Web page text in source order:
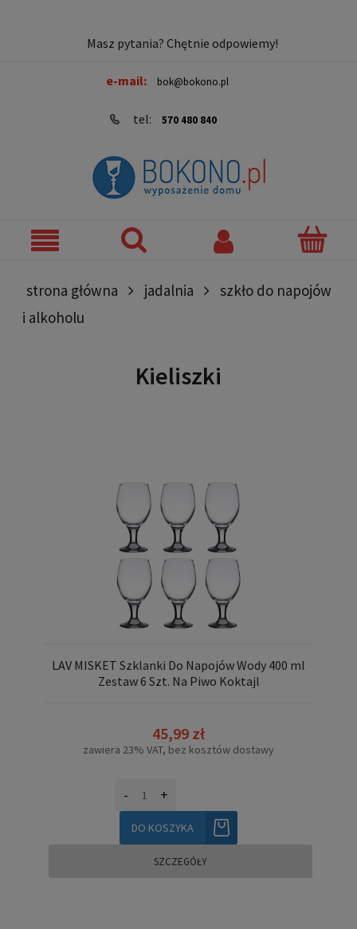
Masz pytania? Chętnie odpowiemy!
e-mail: bok@bokono.pl
tel: 570 480 840
strona główna jadalnia
szkło do napojów
i alkoholu
Kieliszki
LAV MISKET Szklanki Do Napojów Wody 400 ml
Zestaw 6 Szt. Na Piwo Koktajl
45,99 zł
zawiera 23% VAT, bez kosztów dostawy
- +
DO KOSZYKA
SZCZEGÓŁY